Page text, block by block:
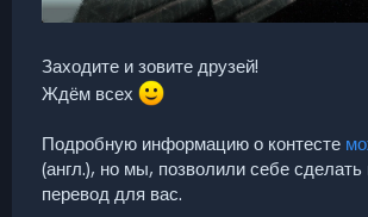
Заходите и зовите друзей!
Ждём всех
Подробную информацию о контесте
(англ.), но мы, позволили себе
перевод для вас.